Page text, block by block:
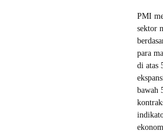
PMI
sektor
para
di atas
bawah